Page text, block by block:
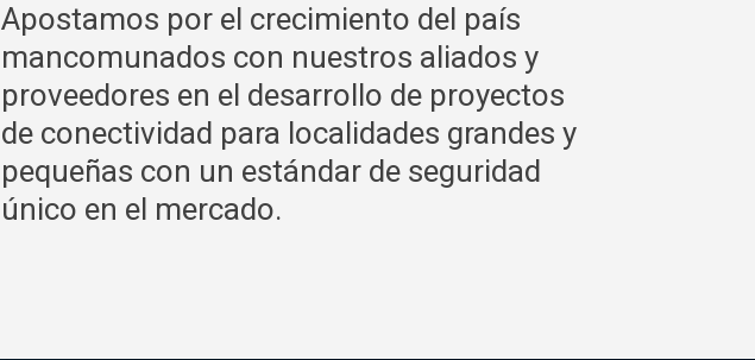
Apostamos por el crecimiento del país
mancomunados con nuestros aliados y
proveedores en el desarrollo de proyectos
de conectividad para localidades grandes y
pequeñas con un estándar de seguridad
único en el mercado.